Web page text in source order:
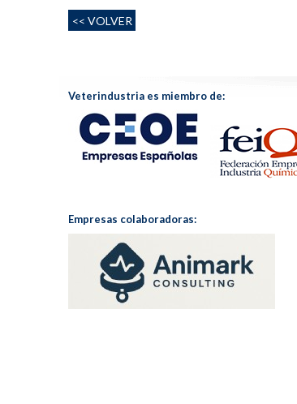
<< VOLVER
Veterindustria es miembro de:
Empresas colaboradoras: